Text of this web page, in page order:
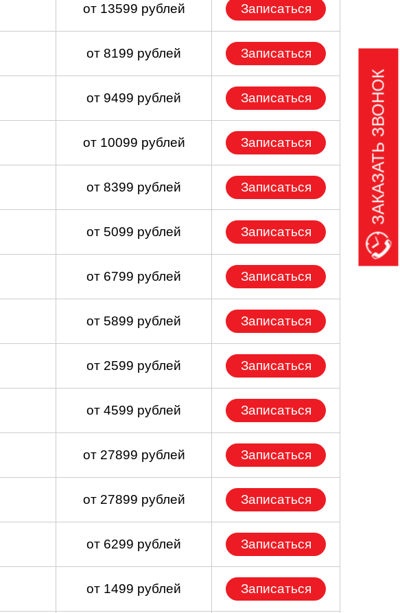
от 13599 рублей Записаться
от 8199 рублей Записаться
от 9499 рублей Записаться
от 10099 рублей Записаться
от 8399 рублей Записаться
от 5099 рублей Записаться
от 6799 рублей Записаться
от 5899 рублей Записаться
от 2599 рублей Записаться
от 4599 рублей Записаться
от 27899 рублей Записаться
от 27899 рублей Записаться
от 6299 рублей Записаться
от 1499 рублей Записаться
ЗАКАЗАТЬ ЗВОНОК